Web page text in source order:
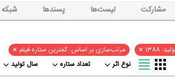
مشارکت لیست‌ها پسند‌ها شبکه
1388
× مرتب‌سازی بر اساس: کمترین ستاره فیلم ×
سال تولید تعداد ستاره نوع اثر